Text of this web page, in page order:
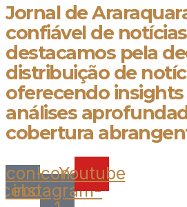
Jornal de
confiável de
destacamos pela
distribuição de
oferecendo insights
análises
cobertura
Icon-Icon-
instagram-
Youtube